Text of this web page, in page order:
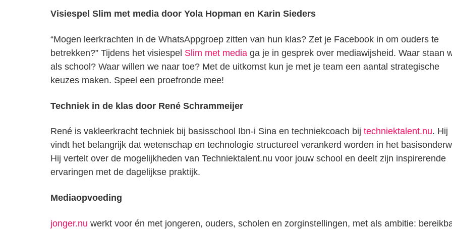
Visiespel Slim met media door Yola Hopman en Karin Sieders
“Mogen leerkrachten in de WhatsAppgroep zitten van hun klas? Zet je Facebook in om ouders te
betrekken?” Tijdens het visiespel Slim met media ga je in gesprek over mediawijsheid. Waar staan
als school? Waar willen we naar toe? Met de uitkomst kun je met je team een aantal strategische
keuzes maken. Speel een proefronde mee!
Techniek in de klas door René Schrammeijer
René is vakleerkracht techniek bij basisschool Ibn-i Sina en techniekcoach bij techniektalent.nu. Hij
vindt het belangrijk dat wetenschap en technologie structureel verankerd worden in het
Hij vertelt over de mogelijkheden van Techniektalent.nu voor jouw school en deelt zijn inspirerende
ervaringen met de dagelijkse praktijk.
Mediaopvoeding
jonger.nu werkt voor én met jongeren, ouders, scholen en zorginstellingen, met als ambitie: